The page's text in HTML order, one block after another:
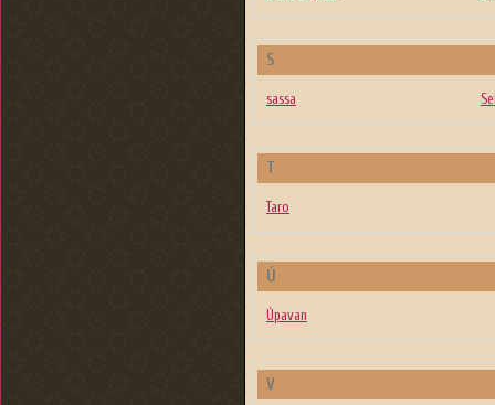
S
sassa
T
Taro
Ú
Úpavan
V